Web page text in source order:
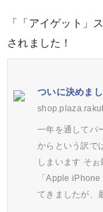
「「アイゲット」
されました！
ついに決めまし
一年を通してパ
からという訳で
しまいます そ
「Apple
てきましたが、